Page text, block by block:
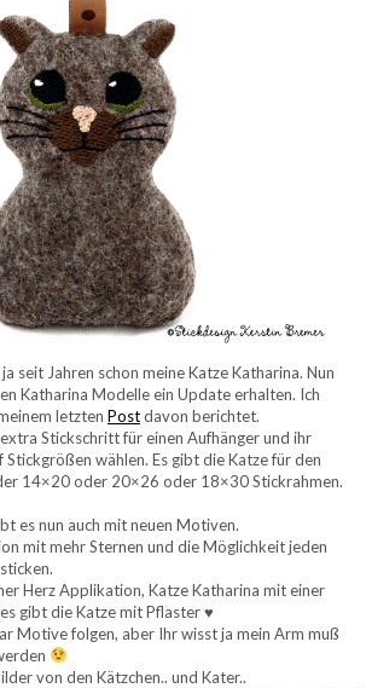
seit Jahren schon meine Katze Katharina. Nun
Katharina Modelle ein Update erhalten. Ich
letzten Postdavon berichtet.
Stickschritt für einen Aufhänger und ihr
Stickgrößen wählen. Es gibt die Katze für den
14×20 oder 20×26 oder 18×30 Stickrahmen.
es nun auch mit neuen Motiven.
mit mehr Sternen und die Möglichkeit jeden
Herz Applikation, Katze Katharina mit einer
gibt die Katze mit Pflaster ♥
Motive folgen, aber Ihr wisst ja mein Arm muß
von den Kätzchen.. und Kater..